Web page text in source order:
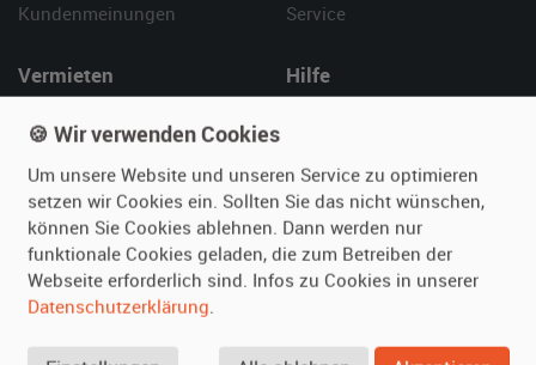
Kundenmeinungen
Service
Vermieten
Fotos senden
Fragen für Vermieter
Inserat verwalten
Hilfe
Kontakt
SPECIAL
Berühmte Filmautos –
🍪 Wir verwenden Cookies
Um unsere Website und unseren Service zu optimieren
setzen wir Cookies ein. Sollten Sie das nicht wünschen,
können Sie Cookies ablehnen. Dann werden nur
funktionale Cookies geladen, die zum Betreiben der
Webseite erforderlich sind. Infos zu Cookies in unserer
Datenschutzerklärung.